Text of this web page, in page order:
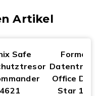
Artikel
Safe
Format
Office Data
Star 115